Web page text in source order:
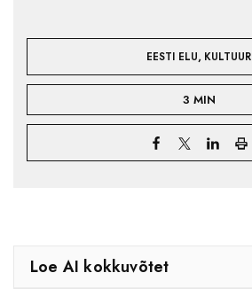
EESTI ELU, KULTUUR
3 MIN
Loe AI kokkuvõtet